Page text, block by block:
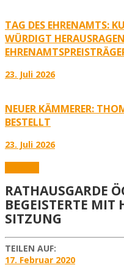
TAG DES EHRENAMTS:
WÜRDIGT
23. Juli 2026
NEUER KÄMMERER:
BESTELLT
23. Juli 2026
RATHAUSGARDE
BEGEISTERTE MIT
SITZUNG
TEILEN AUF:
17. Februar 2020